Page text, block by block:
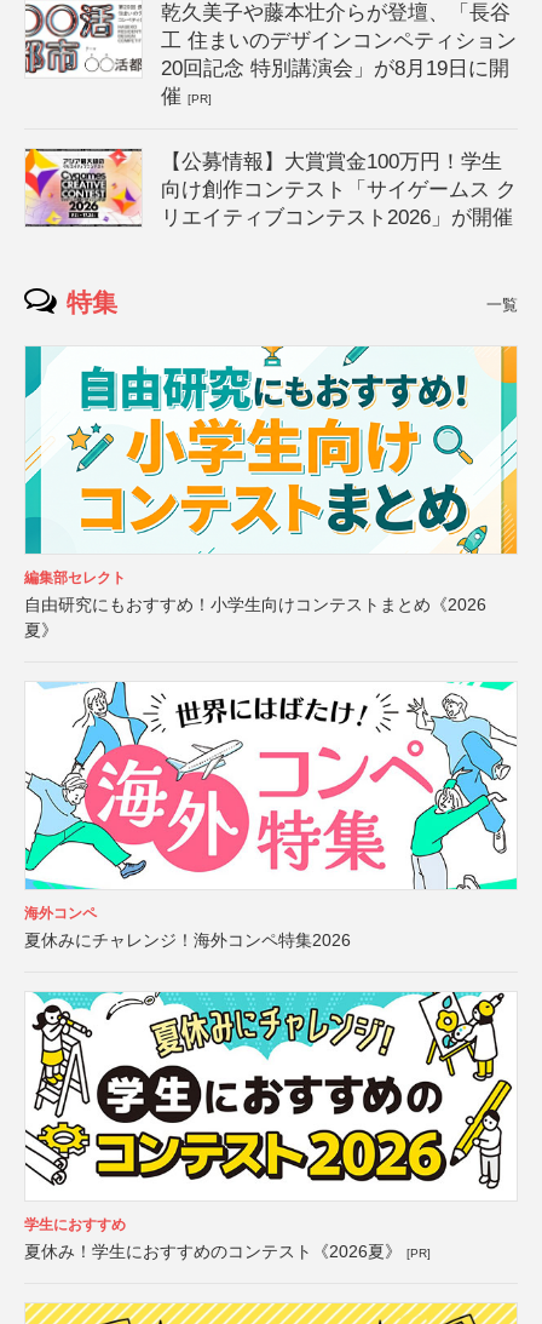
乾久美子や藤本壮介らが登壇、「長谷
工 住まいのデザインコンペティション
20回記念 特別講演会」が8月19日に開
催[PR]
【公募情報】大賞賞金100万円！学生
向け創作コンテスト「サイゲームス ク
リエイティブコンテスト2026」が開催
特集 一覧
編集部セレクト
自由研究にもおすすめ！小学生向けコンテストまとめ《2026
夏》
海外コンペ
夏休みにチャレンジ！海外コンペ特集2026
学生におすすめ
夏休み！学生におすすめのコンテスト《2026夏》 [PR]